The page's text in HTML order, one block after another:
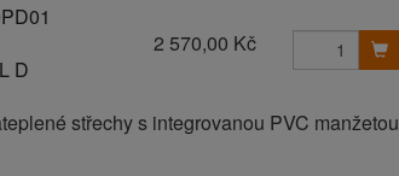
D
2 570,00 Kč
střechy s integrovanou PVC manžetou